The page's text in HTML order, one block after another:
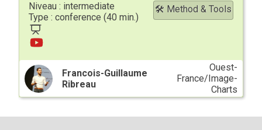
🛠 Method & Tools
intermediate
conference
Francois-Guillaume
Ribreau
Ouest-
France/Image-
Charts